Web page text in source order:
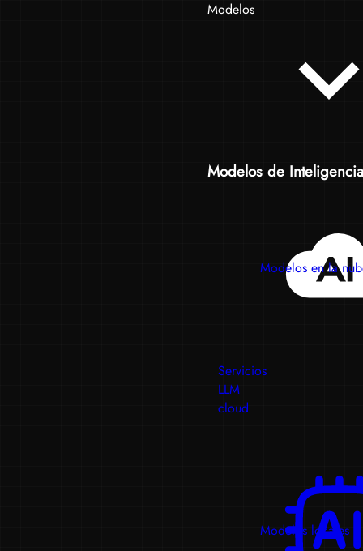
Modelos
Modelos de
Modelos en la
Servicios
LLM
cloud
Modelos locales